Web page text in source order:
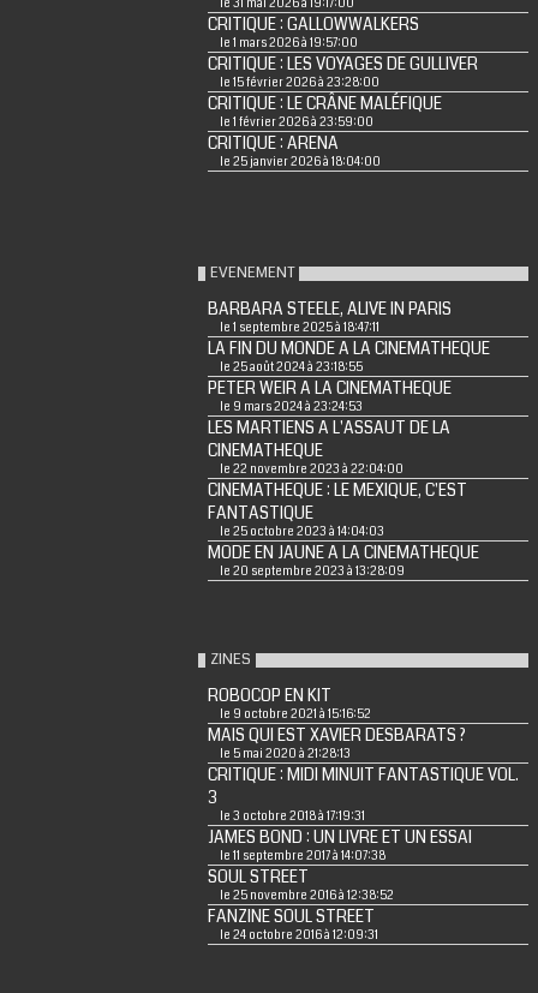
le 31 mai 2026 à 19:17:00
CRITIQUE : GALLOWWALKERS
le 1 mars 2026 à 19:57:00
CRITIQUE : LES VOYAGES DE GULLIVER
le 15 février 2026 à 23:28:00
CRITIQUE : LE CRÂNE MALÉFIQUE
le 1 février 2026 à 23:59:00
CRITIQUE : ARENA
le 25 janvier 2026 à 18:04:00
EVENEMENT
BARBARA STEELE, ALIVE IN PARIS
le 1 septembre 2025 à 18:47:11
LA FIN DU MONDE A LA CINEMATHEQUE
le 25 août 2024 à 23:18:55
PETER WEIR A LA CINEMATHEQUE
le 9 mars 2024 à 23:24:53
LES MARTIENS A L'ASSAUT DE LA
CINEMATHEQUE
le 22 novembre 2023 à 22:04:00
CINEMATHEQUE : LE MEXIQUE, C'EST
FANTASTIQUE
le 25 octobre 2023 à 14:04:03
MODE EN JAUNE A LA CINEMATHEQUE
le 20 septembre 2023 à 13:28:09
ZINES
ROBOCOP EN KIT
le 9 octobre 2021 à 15:16:52
MAIS QUI EST XAVIER DESBARATS ?
le 5 mai 2020 à 21:28:13
CRITIQUE : MIDI MINUIT FANTASTIQUE VOL.
3
le 3 octobre 2018 à 17:19:31
JAMES BOND : UN LIVRE ET UN ESSAI
le 11 septembre 2017 à 14:07:38
SOUL STREET
le 25 novembre 2016 à 12:38:52
FANZINE SOUL STREET
le 24 octobre 2016 à 12:09:31